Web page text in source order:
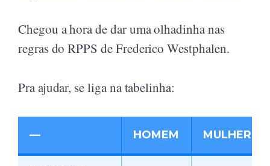
Chegou a hora de dar uma olhadinha nas
regras do RPPS de Frederico Westphalen.
Pra ajudar, se liga na tabelinha:
— HOMEM MULHER